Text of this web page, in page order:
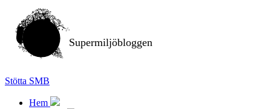
Supermiljöbloggen
Stötta SMB
Hem